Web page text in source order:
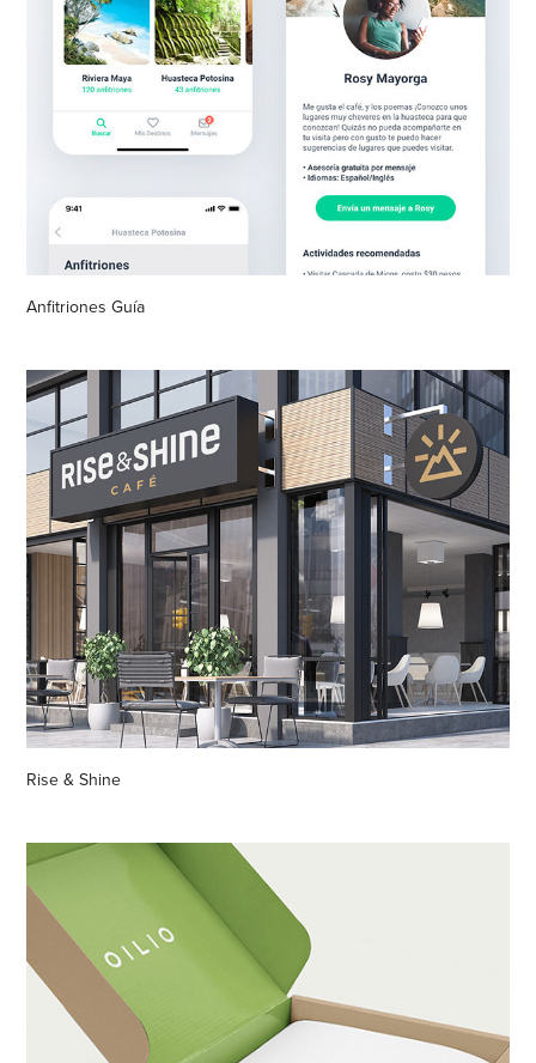
Anfitriones Guía
Rise & Shine